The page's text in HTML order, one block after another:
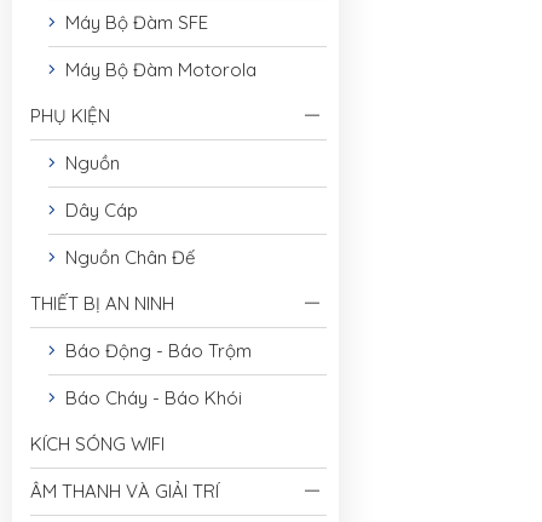
Máy Bộ Đàm SFE
Máy Bộ Đàm Motorola
PHỤ KIỆN
Nguồn
Dây Cáp
Nguồn Chân Đế
THIẾT BỊ AN NINH
Báo Động - Báo Trộm
Báo Cháy - Báo Khói
KÍCH SÓNG WIFI
ÂM THANH VÀ GIẢI TRÍ